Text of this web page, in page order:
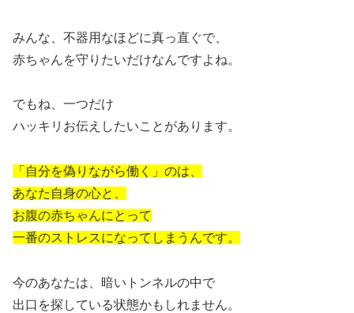
みんな、不器用なほどに真っ直ぐで、
赤ちゃんを守りたいだけなんですよね。
でもね、一つだけ
ハッキリお伝えしたいことがあります。
「自分を偽りながら働く」のは、
あなた自身の心と、
お腹の赤ちゃんにとって
一番のストレスになってしまうんです。
今のあなたは、暗いトンネルの中で
出口を探している状態かもしれません。